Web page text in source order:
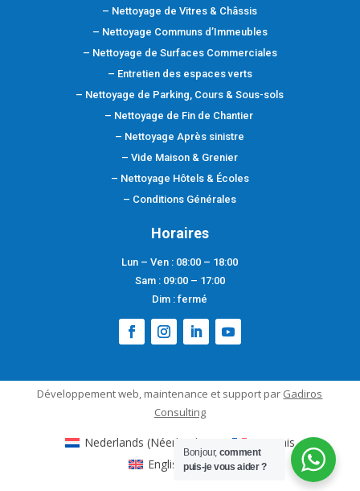
– Nettoyage de Vitres & Châssis
– Nettoyage Communs d’Immeubles
– Nettoyage de Surfaces Commerciales
– Entretien des espaces verts
– Nettoyage de Parking, Cours & Sous-sols
– Nettoyage de Fin de Chantier
– Nettoyage Après sinistre
– Vide Maison & Grenier
– Nettoyage Hôtels & Écoles
– Conditions Générales
Horaires
Lun – Ven : 08:00 – 18:00
Sam : 09:00 – 17:00
Dim : fermé
Développement web, maintenance et support par Gadiros
Consulting
Bonjour, comment
puis-je vous aider ?
Nederlands (Néerlandais
Français
English(Anglais)